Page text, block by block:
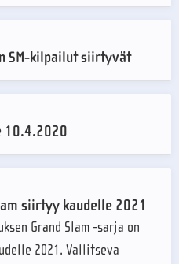
SM-kilpailut siirtyvät
10.4.2020
siirtyy kaudelle 2021
Grand Slam -sarja on
2021. Vallitseva